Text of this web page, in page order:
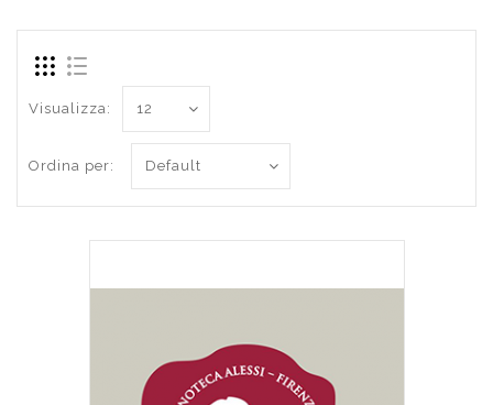
Visualizza:
Ordina per: